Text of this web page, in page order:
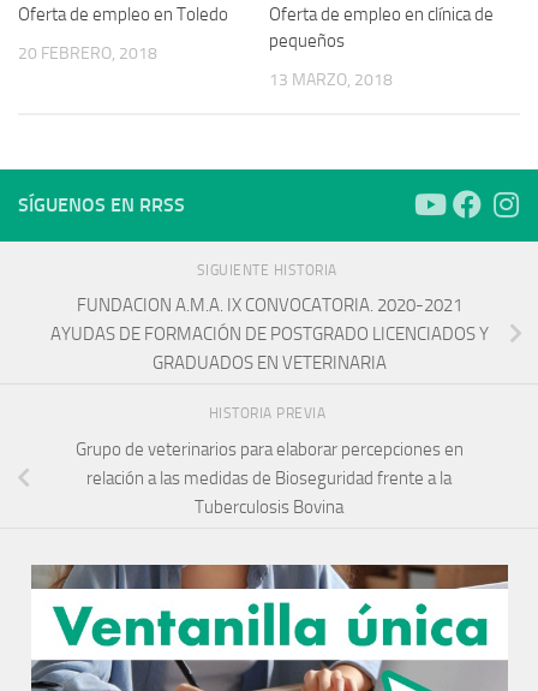
Oferta de empleo en Toledo
20 FEBRERO, 2018
Oferta de empleo en clínica de
pequeños
13 MARZO, 2018
SÍGUENOS EN RRSS
SIGUIENTE HISTORIA
FUNDACION A.M.A. IX CONVOCATORIA. 2020-2021
AYUDAS DE FORMACIÓN DE POSTGRADO LICENCIADOS Y
GRADUADOS EN VETERINARIA
HISTORIA PREVIA
Grupo de veterinarios para elaborar percepciones en
relación a las medidas de Bioseguridad frente a la
Tuberculosis Bovina